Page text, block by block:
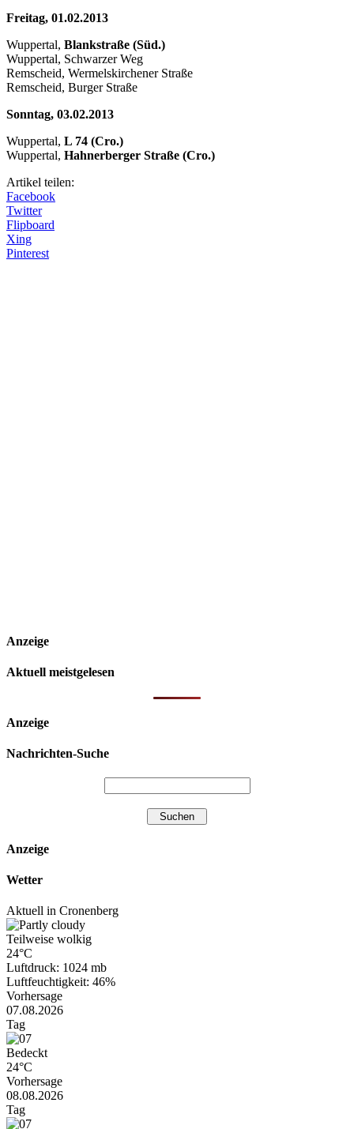
Freitag, 01.02.2013
Wuppertal, Blankstraße (Süd.)
Wuppertal, Schwarzer Weg
Remscheid, Wermelskirchener Straße
Remscheid, Burger Straße
Sonntag, 03.02.2013
Wuppertal, L 74 (Cro.)
Wuppertal, Hahnerberger Straße (Cro.)
Artikel teilen:
Facebook
Twitter
Flipboard
Xing
Pinterest
Anzeige
Aktuell meistgelesen
Anzeige
Nachrichten-Suche
Anzeige
Wetter
Aktuell in Cronenberg
Teilweise wolkig
24°C
Luftdruck: 1024 mb
Luftfeuchtigkeit: 46%
Vorhersage
07.08.2026
Tag
Bedeckt
24°C
Vorhersage
08.08.2026
Tag